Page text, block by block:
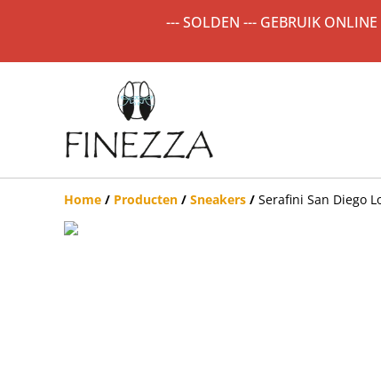
--- SOLDEN --- GEBRUIK
Home / Producten / Sneakers / Serafini San Diego